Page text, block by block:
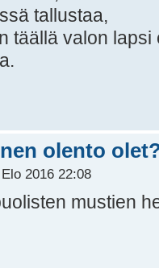
tallustaa,
täällä valon lapsi
olento
2016 22:08
mustien